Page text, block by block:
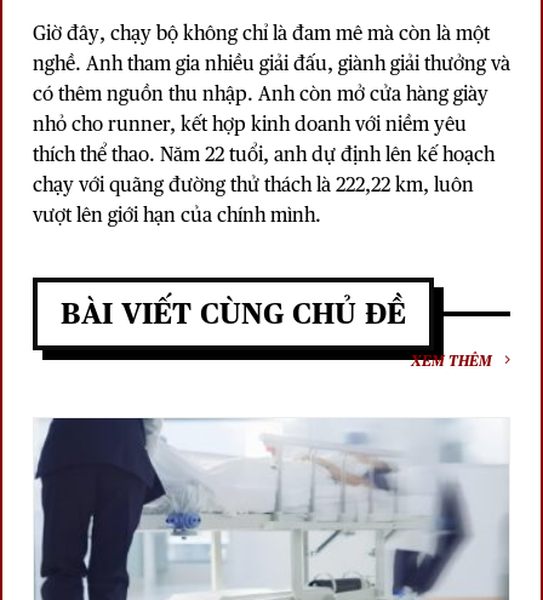
Giờ đây, chạy bộ không chỉ là đam mê mà còn là một
nghề. Anh tham gia nhiều giải đấu, giành giải thưởng và
có thêm nguồn thu nhập. Anh còn mở cửa hàng giày
nhỏ cho runner, kết hợp kinh doanh với niềm yêu
thích thể thao. Năm 22 tuổi, anh dự định lên kế hoạch
chạy với quãng đường thử thách là 222,22 km, luôn
vượt lên giới hạn của chính mình.
BÀI VIẾT CÙNG CHỦ ĐỀ
XEM THÊM